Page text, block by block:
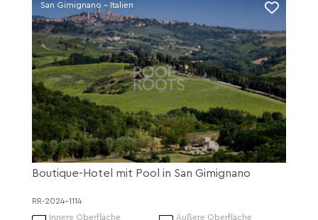
San Gimignano - Italien
Boutique-Hotel mit Pool in San Gimignano
RR-2024-1114
Innere Oberfläche
Äußere Oberfläche